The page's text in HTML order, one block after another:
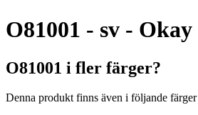
O81001 - sv -
O81001 i fler färger?
Denna produkt finns även i följande färger